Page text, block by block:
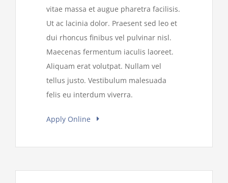
vitae massa et augue pharetra facilisis.
Ut ac lacinia dolor. Praesent sed leo et
dui rhoncus finibus vel pulvinar nisl.
Maecenas fermentum iaculis laoreet.
Aliquam erat volutpat. Nullam vel
tellus justo. Vestibulum malesuada
felis eu interdum viverra.
Apply Online